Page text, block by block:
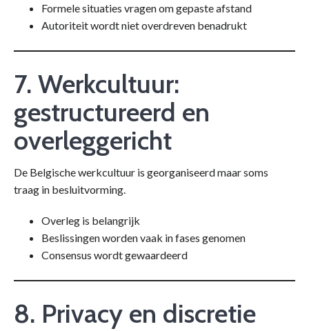
Formele situaties vragen om gepaste afstand
Autoriteit wordt niet overdreven benadrukt
7. Werkcultuur:
gestructureerd en
overleggericht
De Belgische werkcultuur is georganiseerd maar soms
traag in besluitvorming.
Overleg is belangrijk
Beslissingen worden vaak in fases genomen
Consensus wordt gewaardeerd
8. Privacy en discretie